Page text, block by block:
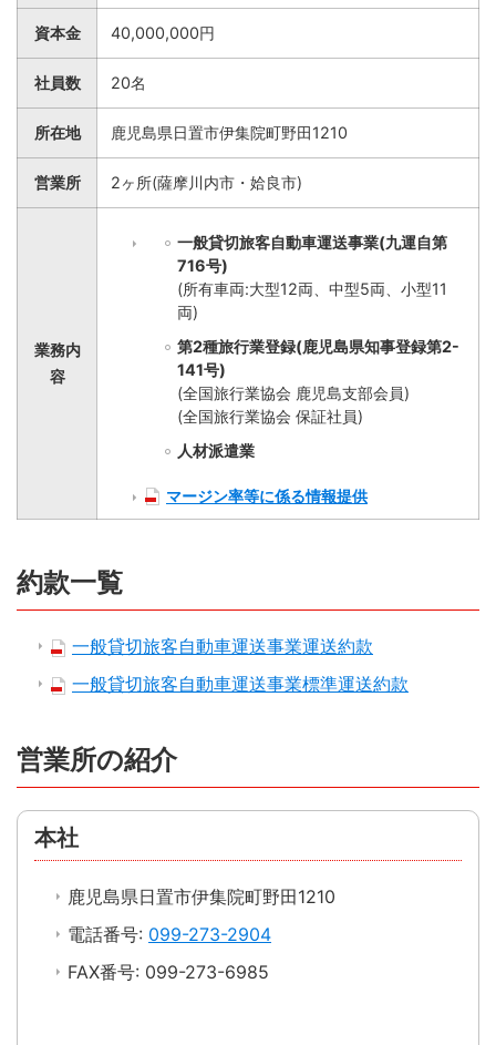
資本金 40,000,000円
社員数 20名
所在地 鹿児島県日置市伊集院町野田1210
営業所 2ヶ所(薩摩川内市・姶良市)
業務内
容
一般貸切旅客自動車運送事業(九運自第
716号)
(所有車両:大型12両、中型5両、小型11
両)
第2種旅行業登録(鹿児島県知事登録第2-
141号)
(全国旅行業協会 鹿児島支部会員)
(全国旅行業協会 保証社員)
人材派遣業
マージン率等に係る情報提供
約款一覧
一般貸切旅客自動車運送事業運送約款
一般貸切旅客自動車運送事業標準運送約款
営業所の紹介
本社
鹿児島県日置市伊集院町野田1210
電話番号: 099-273-2904
FAX番号: 099-273-6985